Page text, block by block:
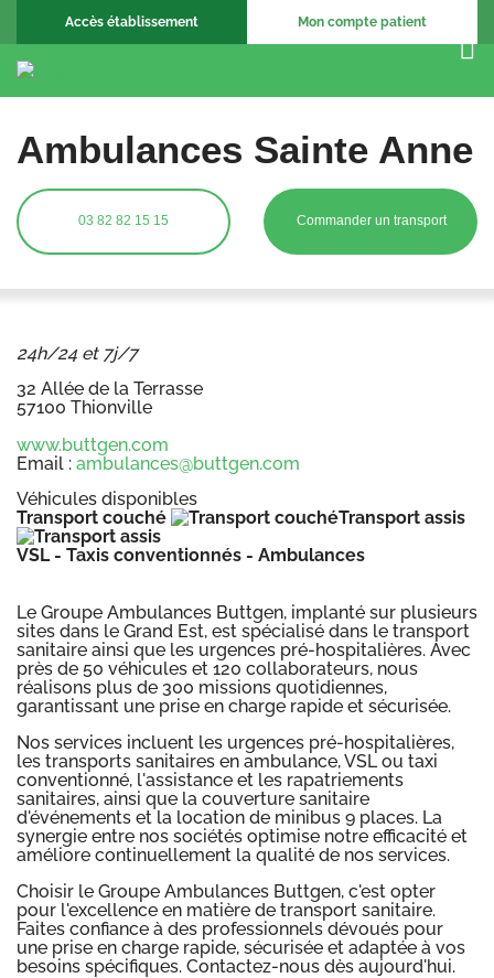
Accès établissement Mon compte patient
Ambulances Sainte Anne
03 82 82 15 15 Commander un transport
24h/24 et 7j/7
32 Allée de la Terrasse
57100 Thionville
www.buttgen.com
Email : ambulances@buttgen.com
Véhicules disponibles
Transport couché
Transport assis
VSL - Taxis conventionnés - Ambulances
Le Groupe Ambulances Buttgen, implanté sur plusieurs
sites dans le Grand Est, est spécialisé dans le transport
sanitaire ainsi que les urgences pré-hospitalières. Avec
près de 50 véhicules et 120 collaborateurs, nous
réalisons plus de 300 missions quotidiennes,
garantissant une prise en charge rapide et sécurisée.
Nos services incluent les urgences pré-hospitalières,
les transports sanitaires en ambulance, VSL ou taxi
conventionné, l'assistance et les rapatriements
sanitaires, ainsi que la couverture sanitaire
d'événements et la location de minibus 9 places. La
synergie entre nos sociétés optimise notre efficacité et
améliore continuellement la qualité de nos services.
Choisir le Groupe Ambulances Buttgen, c'est opter
pour l'excellence en matière de transport sanitaire.
Faites confiance à des professionnels dévoués pour
une prise en charge rapide, sécurisée et adaptée à vos
besoins spécifiques. Contactez-nous dès aujourd'hui.